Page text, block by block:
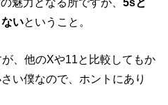
いということ。
、他のXや11と比較してもか
い僕なので、ホントにあり